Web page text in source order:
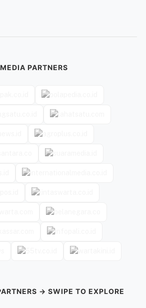
MEDIA PARTNERS
→ SWIPE TO EXPLORE